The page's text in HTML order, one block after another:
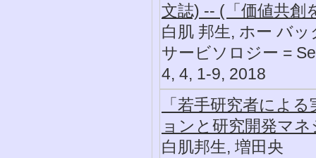
文誌) -- (「価値共創
白肌 邦生, ホー バッ
サービソロジー =
4, 4, 1-9, 2018
「若手研究者によ
ョンと研究開発マ
白肌邦生, 増田央